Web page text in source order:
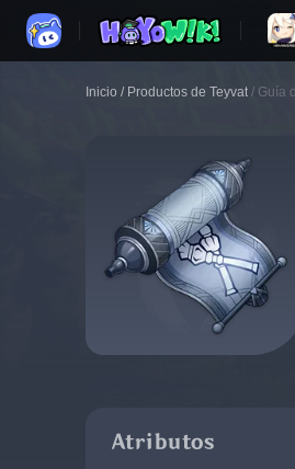
Inicio / Productos de Teyvat / Guía
Atributos